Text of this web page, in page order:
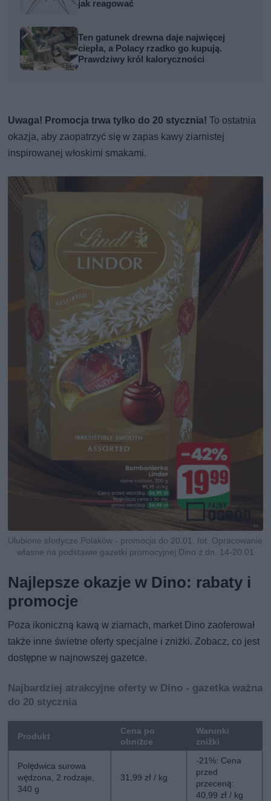
jak reagować
Ten gatunek drewna daje najwięcej
ciepła, a Polacy rzadko go kupują.
Prawdziwy król kaloryczności
Uwaga! Promocja trwa tylko do 20 stycznia!To ostatnia
okazja, aby zaopatrzyć się w zapas kawy ziarnistej
inspirowanej włoskimi smakami.
Ulubione słodycze Polaków - promocja do 20.01, fot. Opracowanie
własne na podstawie gazetki promocyjnej Dino z dn. 14-20.01
Najlepsze okazje w Dino: rabaty i
promocje
Poza ikoniczną kawą w ziarnach, market Dino zaoferował
także inne świetne oferty specjalne i zniżki. Zobacz, co jest
dostępne w najnowszej gazetce.
Najbardziej atrakcyjne oferty w Dino - gazetka ważna
do 20 stycznia
Produkt
Cena po
obniżce
Warunki
zniżki
Polędwica surowa
wędzona, 2 rodzaje,
340 g
31,99 zł / kg
-21%: Cena
przed
przeceną:
40,99 zł / kg